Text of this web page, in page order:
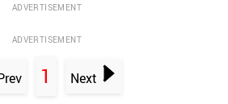
ADVERTISEMENT
ADVERTISEMENT
1 Next